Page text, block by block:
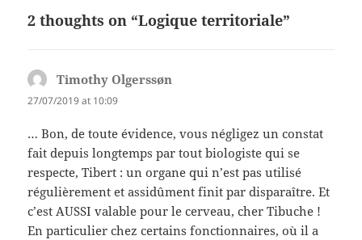
2 thoughts on “Logique territoriale”
Timothy Olgerssøn
27/07/2019 at 10:09
… Bon, de toute évidence, vous négligez un constat
fait depuis longtemps par tout biologiste qui se
respecte, Tibert : un organe qui n’est pas utilisé
régulièrement et assidûment finit par disparaître. Et
c’est AUSSI valable pour le cerveau, cher Tibuche !
En particulier chez certains fonctionnaires, où il a